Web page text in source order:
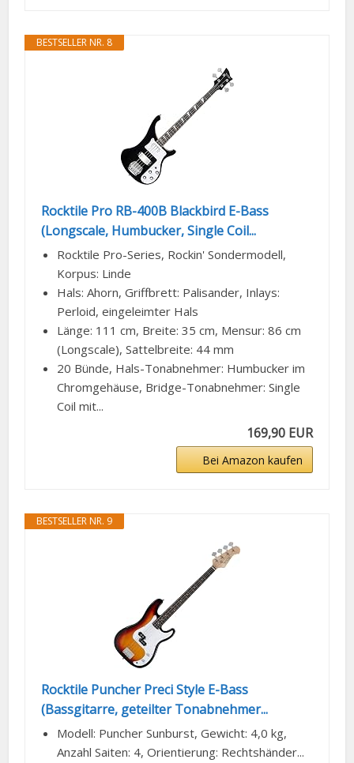
BESTSELLER NR. 8
Rocktile Pro RB-400B Blackbird E-Bass
(Longscale, Humbucker, Single Coil...
Rocktile Pro-Series, Rockin' Sondermodell,
Korpus: Linde
Hals: Ahorn, Griffbrett: Palisander, Inlays:
Perloid, eingeleimter Hals
Länge: 111 cm, Breite: 35 cm, Mensur: 86 cm
(Longscale), Sattelbreite: 44 mm
20 Bünde, Hals-Tonabnehmer: Humbucker im
Chromgehäuse, Bridge-Tonabnehmer: Single
Coil mit...
169,90 EUR
Bei Amazon kaufen
BESTSELLER NR. 9
Rocktile Puncher Preci Style E-Bass
(Bassgitarre, geteilter Tonabnehmer...
Modell: Puncher Sunburst, Gewicht: 4,0 kg,
Anzahl Saiten: 4, Orientierung: Rechtshänder...